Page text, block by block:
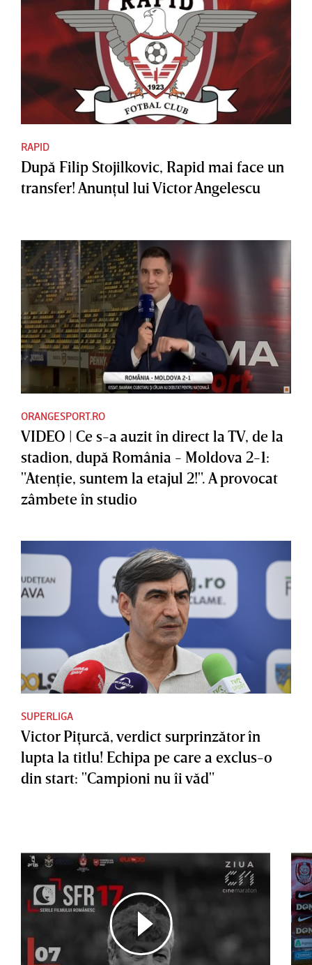
RAPID
După Filip Stojilkovic, Rapid mai face un
transfer! Anunţul lui Victor Angelescu
ORANGESPORT.RO
VIDEO | Ce s-a auzit în direct la TV, de la
stadion, după România - Moldova 2-1:
"Atenţie, suntem la etajul 2!". A provocat
zâmbete în studio
SUPERLIGA
Victor Piţurcă, verdict surprinzător în
lupta la titlu! Echipa pe care a exclus-o
din start: "Campioni nu îi văd"